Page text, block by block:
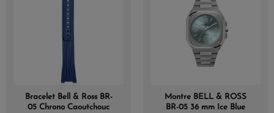
Bracelet Bell & Ross BR-
05 Chrono Caoutchouc
Montre BELL & ROSS
BR-05 36 mm Ice Blue